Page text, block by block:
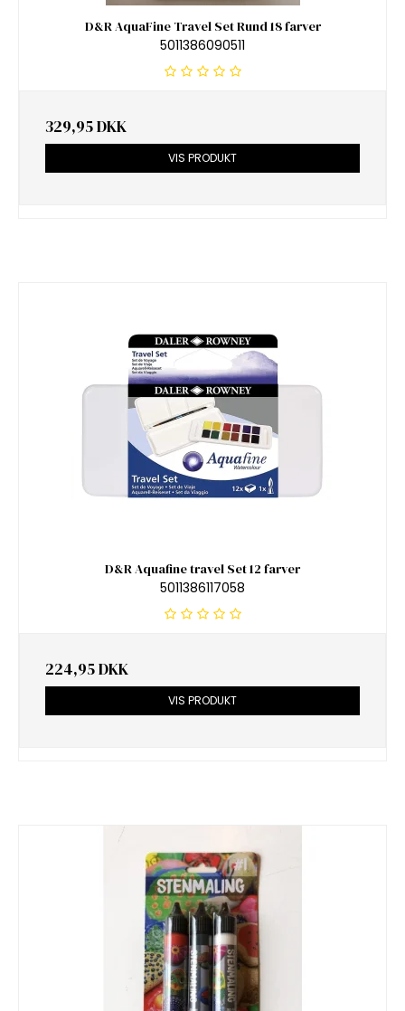
D&R AquaFine Travel Set Rund 18 farver
5011386090511
329,95 DKK
VIS PRODUKT
D&R Aquafine travel Set 12 farver
5011386117058
224,95 DKK
VIS PRODUKT